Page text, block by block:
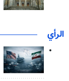
الرأي